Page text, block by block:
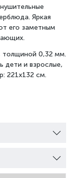
Яркая
его заметным
толщиной 0,32 мм.
дети и взрослые,
221x132 см.